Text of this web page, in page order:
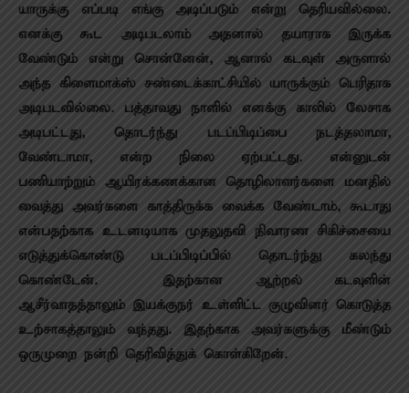
யாருக்கு எப்படி எங்கு அடிப்படும் என்று தெரியவில்லை.
எனக்கு கூட அடிபடலாம் அதனால் தயாராக இருக்க
வேண்டும் என்று சொன்னேன், ஆனால் கடவுள் அருளால்
அந்த கிளைமாக்ஸ் சண்டைக்காட்சியில் யாருக்கும் பெரிதாக
அடிபடவில்லை. பத்தாவது நாளில் எனக்கு காலில் லேசாக
அடிபட்டது, தொடர்ந்து படப்பிடிப்பை நடத்தலாமா,
வேண்டாமா, என்ற நிலை ஏற்பட்டது. என்னுடன்
பணியாற்றும் ஆயிரக்கணக்கான தொழிலாளர்களை மனதில்
வைத்து அவர்களை காத்திருக்க வைக்க‌ வேண்டாம், கூடாது
என்பதற்காக உடனடியாக முதலுதவி நிவாரண சிகிச்சையை
எடுத்துக்கொண்டு படப்பிடிப்பில் தொடர்ந்து கலந்து
கொண்டேன். இதற்கான ஆற்றல் கடவுளின்
ஆசீர்வாதத்தாலும் இயக்குந‌ர் உள்ளிட்ட குழுவினர் கொடுத்த
உற்சாகத்தாலும் வந்தது. இதற்காக அவர்களுக்கு மீண்டும்
ஒருமுறை நன்றி தெரிவித்துக் கொள்கிறேன்.